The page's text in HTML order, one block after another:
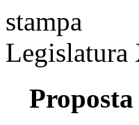
stampa